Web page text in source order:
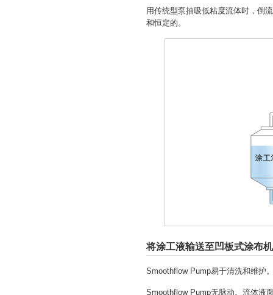
用传统型泵抽吸低粘度流体时，倒
和恒定的。
将涂工液输送至凹板式涂布
Smoothflow Pump易于清洗和维护
Smoothflow Pump无脉动。流体液